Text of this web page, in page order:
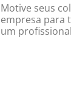
Motive seus
empresa para
um